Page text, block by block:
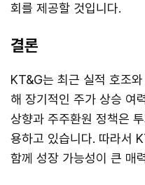
회를 제공할 것입니다.
결론
KT&G는 최근 실적 호조
해 장기적인 주가 상승 여
상향과 주주환원 정책은
용하고 있습니다. 따라서
함께 성장 가능성이 큰 매